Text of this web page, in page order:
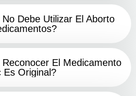
Debe Utilizar El Aborto
El Medicamento
Es Original?